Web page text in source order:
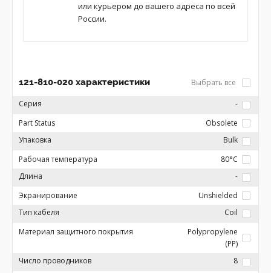
или курьером до вашего адреса по всей
России.
121-810-020 характеристики Выбрать все
Серия
-
Part Status
Obsolete
Упаковка
Bulk
Рабочая температура
80°C
Длина
-
Экранирование
Unshielded
Тип кабеля
Coil
Материал защитного покрытия
Polypropylene
(PP)
Число проводников
8